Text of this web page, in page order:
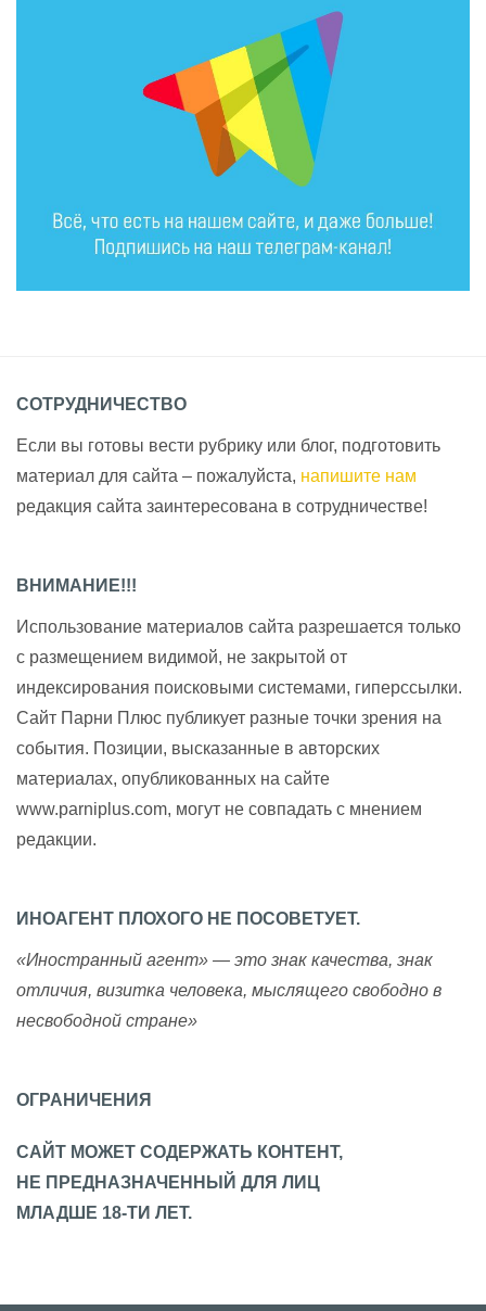
СОТРУДНИЧЕСТВО
Если вы готовы вести рубрику или блог, подготовить
материал для сайта – пожалуйста, напишите нам
редакция сайта заинтересована в сотрудничестве!
ВНИМАНИЕ!!!
Использование материалов сайта разрешается только
с размещением видимой, не закрытой от
индексирования поисковыми системами, гиперссылки.
Сайт Парни Плюс публикует разные точки зрения на
события. Позиции, высказанные в авторских
материалах, опубликованных на сайте
www.parniplus.com, могут не совпадать с мнением
редакции.
ИНОАГЕНТ ПЛОХОГО НЕ ПОСОВЕТУЕТ.
«Иностранный агент» — это знак качества, знак
отличия, визитка человека, мыслящего свободно в
несвободной стране»
ОГРАНИЧЕНИЯ
САЙТ МОЖЕТ СОДЕРЖАТЬ КОНТЕНТ,
НЕ ПРЕДНАЗНАЧЕННЫЙ ДЛЯ ЛИЦ
МЛАДШЕ 18-ТИ ЛЕТ.